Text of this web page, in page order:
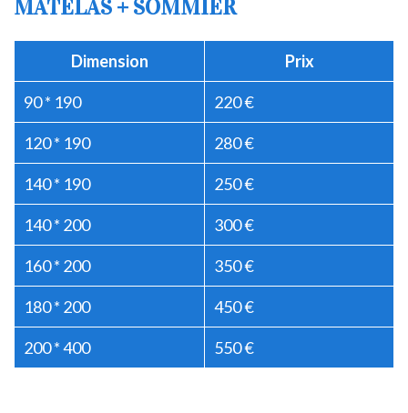
MATELAS + SOMMIER
Dimension Prix
90 * 190 220 €
120 * 190 280 €
140 * 190 250 €
140 * 200 300 €
160 * 200 350 €
180 * 200 450 €
200 * 400 550 €